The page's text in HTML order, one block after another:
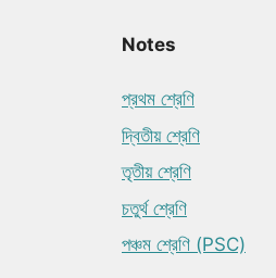
Notes
প্রথম শ্রেণি
দ্বিতীয় শ্রেণি
তৃতীয় শ্রেণি
চতুর্থ শ্রেণি
পঞ্চম শ্রেণি (PSC)